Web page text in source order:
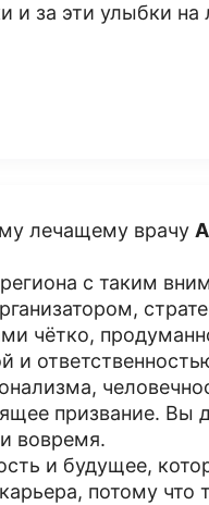
и за эти улыбки
лечащему врачу
с таким
чётко,
и
призвание. Вы
вовремя.
и будущее,
потому что